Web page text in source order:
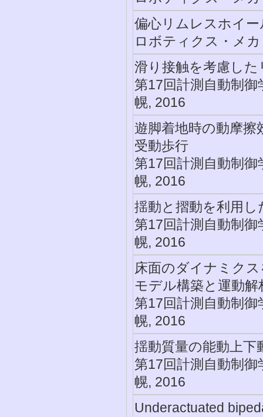
偏心リムレスホイ
ロボティクス・メ
滑り接触を考慮し
第17回計測自動制
幌, 2016
遊脚着地時の動摩
受動歩行
第17回計測自動制
幌, 2016
揺動と摺動を利用
第17回計測自動制
幌, 2016
床面のダイナミク
モデル構築と運動解
第17回計測自動制
幌, 2016
揺動質量の能動上
第17回計測自動制
幌, 2016
Underactuated